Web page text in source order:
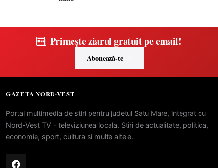
Primește ziarul gratuit pe email!
Abonează-te
GAZETA NORD-VEST
Portal multimedia de stiri pentru judetul Satu Mare, integrat cu
Nord-Vest TV - televiziunea locala. Stiri de actualitate, politica,
economie, sport, cultura si multe altele.